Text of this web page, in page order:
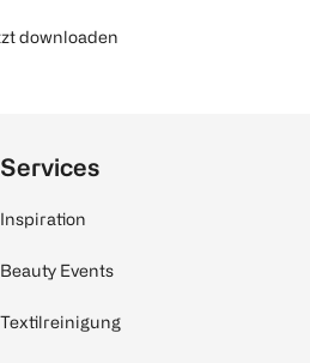
downloaden
Services
Inspiration
Beauty Events
Textilreinigung